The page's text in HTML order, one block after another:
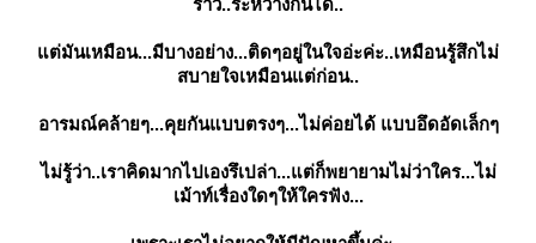
ราว..ระหว่างกันได้..
ต่มันเหมือน...มีบางอย่าง...ติดๆอยู่ในใจอ่ะค่ะ..เหมือนรู้สึกไม่
สบายใจเหมือนแต่ก่อน..
อารมณ์คล้ายๆ...คุยกันแบบตรงๆ...ไม่ค่อยได้ แบบอึดอัดเล็กๆ
ไม่รู้ว่า..เราคิดมากไปเองรึเปล่า...แต่ก็พยายามไม่ว่าใคร...ไม่
เม้าท์เรื่องใดๆให้ใครฟัง...